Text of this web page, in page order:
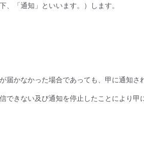
「通知」といいます。）します。
かなかった場合であっても、甲に通知さ
きない及び通知を停止したことにより甲